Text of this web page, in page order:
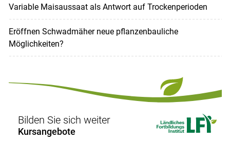
Variable Maisaussaat als Antwort auf Trockenperioden
Eröffnen Schwadmäher neue pflanzenbauliche
Möglichkeiten?
Bilden Sie sich weiter
Kursangebote